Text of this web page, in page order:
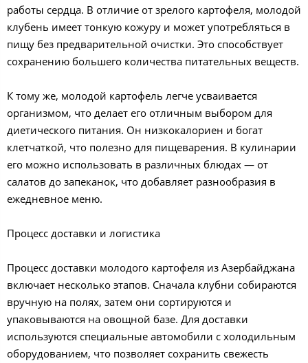
работы сердца. В отличие от зрелого картофеля, молодой
клубень имеет тонкую кожуру и может употребляться в
пищу без предварительной очистки. Это способствует
сохранению большего количества питательных веществ.
К тому же, молодой картофель легче усваивается
организмом, что делает его отличным выбором для
диетического питания. Он низкокалориен и богат
клетчаткой, что полезно для пищеварения. В кулинарии
его можно использовать в различных блюдах — от
салатов до запеканок, что добавляет разнообразия в
ежедневное меню.
Процесс доставки и логистика
Процесс доставки молодого картофеля из Азербайджана
включает несколько этапов. Сначала клубни собираются
вручную на полях, затем они сортируются и
упаковываются на овощной базе. Для доставки
используются специальные автомобили с холодильным
оборудованием, что позволяет сохранить свежесть